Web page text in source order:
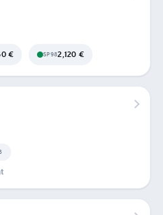
€ SP982,120 €